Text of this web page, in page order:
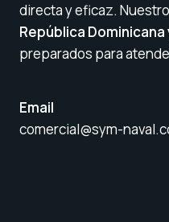
directa y eficaz.
República Dominicana
preparados para
Email
comercial@sym-